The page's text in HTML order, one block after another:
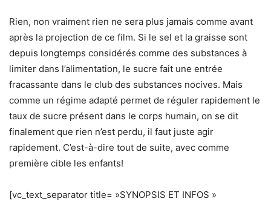
Rien, non vraiment rien ne sera plus jamais comme avant
après la projection de ce film. Si le sel et la graisse sont
depuis longtemps considérés comme des substances à
limiter dans l’alimentation, le sucre fait une entrée
fracassante dans le club des substances nocives. Mais
comme un régime adapté permet de réguler rapidement le
taux de sucre présent dans le corps humain, on se dit
finalement que rien n’est perdu, il faut juste agir
rapidement. C’est-à-dire tout de suite, avec comme
première cible les enfants!
[vc_text_separator title= »SYNOPSIS ET INFOS »